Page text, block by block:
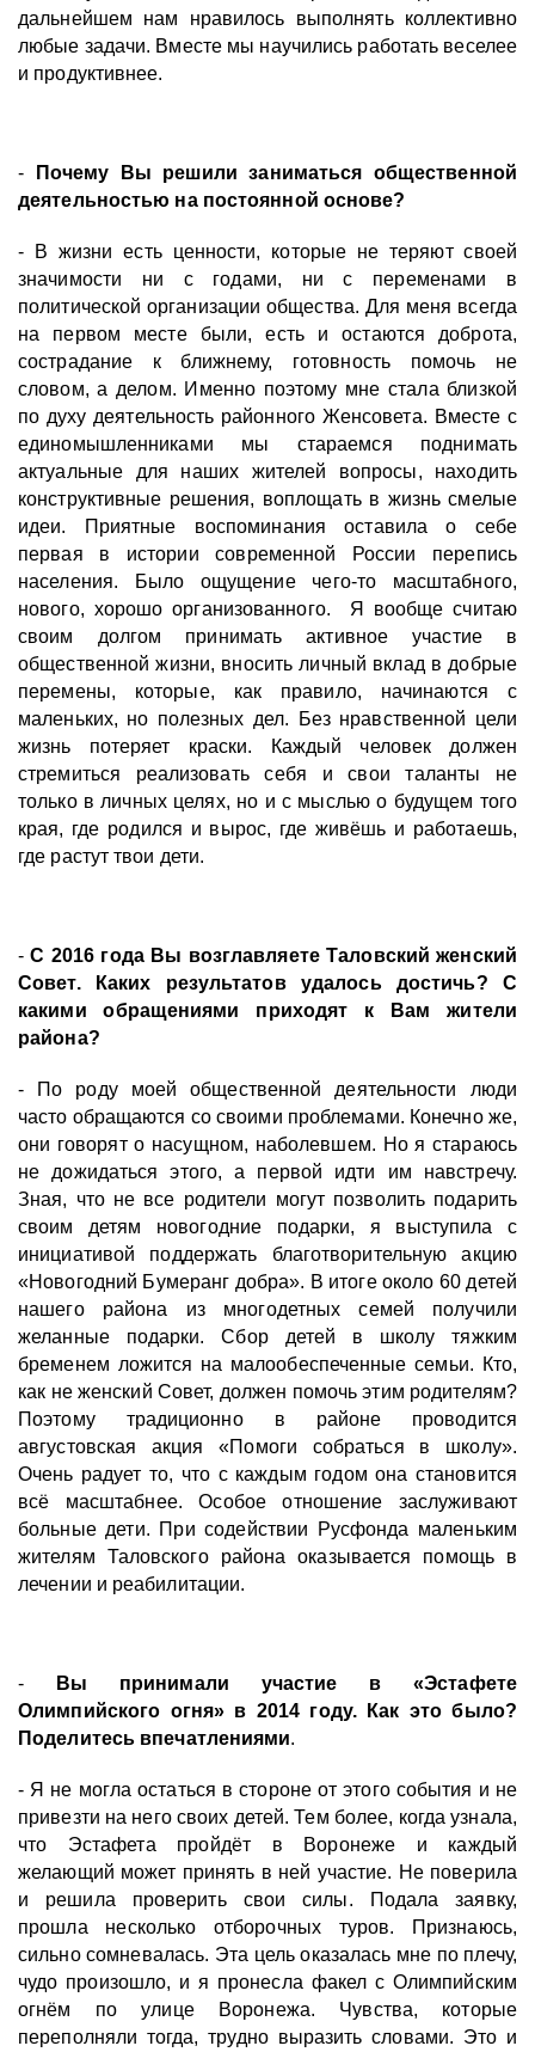
дальнейшем нам нравилось выполнять коллективно
любые задачи. Вместе мы научились работать веселее
и продуктивнее.
-
Почему Вы решили заниматься общественной
деятельностью на постоянной основе?
- В жизни есть ценности, которые не теряют своей
значимости ни с годами, ни с переменами в
политической организации общества. Для меня всегда
на первом месте были, есть и остаются доброта,
сострадание к ближнему, готовность помочь не
словом, а делом. Именно поэтому мне стала близкой
по духу деятельность районного Женсовета. Вместе с
единомышленниками мы стараемся поднимать
актуальные для наших жителей вопросы, находить
конструктивные решения, воплощать в жизнь смелые
идеи. Приятные воспоминания оставила о себе
первая в истории современной России перепись
населения. Было ощущение чего-то масштабного,
нового, хорошо организованного. Я вообще считаю
своим долгом принимать активное участие в
общественной жизни, вносить личный вклад в добрые
перемены, которые, как правило, начинаются с
маленьких, но полезных дел. Без нравственной цели
жизнь потеряет краски. Каждый человек должен
стремиться реализовать себя и свои таланты не
только в личных целях, но и с мыслью о будущем того
края, где родился и вырос, где живёшь и работаешь,
где растут твои дети.
-С 2016 года Вы возглавляете Таловский женский
Совет. Каких результатов удалось достичь? С
какими обращениями приходят к Вам жители
района?
- По роду моей общественной деятельности люди
часто обращаются со своими проблемами. Конечно же,
они говорят о насущном, наболевшем. Но я стараюсь
не дожидаться этого, а первой идти им навстречу.
Зная, что не все родители могут позволить подарить
своим детям новогодние подарки, я выступила с
инициативой поддержать благотворительную акцию
«Новогодний Бумеранг добра». В итоге около 60 детей
нашего района из многодетных семей получили
желанные подарки. Сбор детей в школу тяжким
бременем ложится на малообеспеченные семьи. Кто,
как не женский Совет, должен помочь этим родителям?
Поэтому традиционно в районе проводится
августовская акция «Помоги собраться в школу».
Очень радует то, что с каждым годом она становится
всё масштабнее. Особое отношение заслуживают
больные дети. При содействии Русфонда маленьким
жителям Таловского района оказывается помощь в
лечении и реабилитации.
-
Вы принимали участие в «Эстафете
Олимпийского огня» в 2014 году. Как это было?
Поделитесь впечатлениями.
- Я не могла остаться в стороне от этого события и не
привезти на него своих детей. Тем более, когда узнала,
что Эстафета пройдёт в Воронеже и каждый
желающий может принять в ней участие. Не поверила
и решила проверить свои силы. Подала заявку,
прошла несколько отборочных туров. Признаюсь,
сильно сомневалась. Эта цель оказалась мне по плечу,
чудо произошло, и я пронесла факел с Олимпийским
огнём по улице Воронежа. Чувства, которые
переполняли тогда, трудно выразить словами. Это и